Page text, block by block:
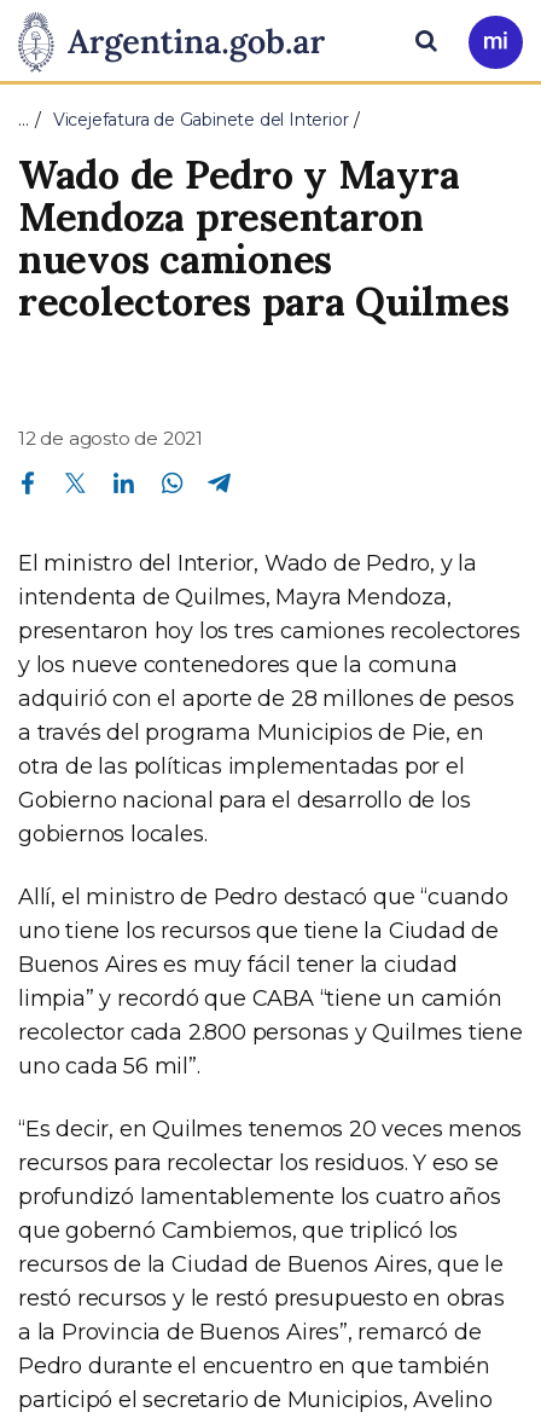
Presidencia
de
la
Nación
Pasar al contenido principal
Ir
a
Buscar
… Vicejefatura de Gabinete del Interior
Wado de Pedro y Mayra
Mendoza presentaron
nuevos camiones
recolectores para Quilmes
12 de agosto de 2021
Compartir en Facebook Compartir en Twitter Compartir en Linkedin Compartir en Whatsapp
El ministro del Interior, Wado de Pedro, y la
intendenta de Quilmes, Mayra Mendoza,
presentaron hoy los tres camiones recolectores
y los nueve contenedores que la comuna
adquirió con el aporte de 28 millones de pesos
a través del programa Municipios de Pie, en
otra de las políticas implementadas por el
Gobierno nacional para el desarrollo de los
gobiernos locales.
Allí, el ministro de Pedro destacó que “cuando
uno tiene los recursos que tiene la Ciudad de
Buenos Aires es muy fácil tener la ciudad
limpia” y recordó que CABA “tiene un camión
recolector cada 2.800 personas y Quilmes tiene
uno cada 56 mil”.
“Es decir, en Quilmes tenemos 20 veces menos
recursos para recolectar los residuos. Y eso se
profundizó lamentablemente los cuatro años
que gobernó Cambiemos, que triplicó los
recursos de la Ciudad de Buenos Aires, que le
restó recursos y le restó presupuesto en obras
a la Provincia de Buenos Aires”, remarcó de
Pedro durante el encuentro en que también
participó el secretario de Municipios, Avelino